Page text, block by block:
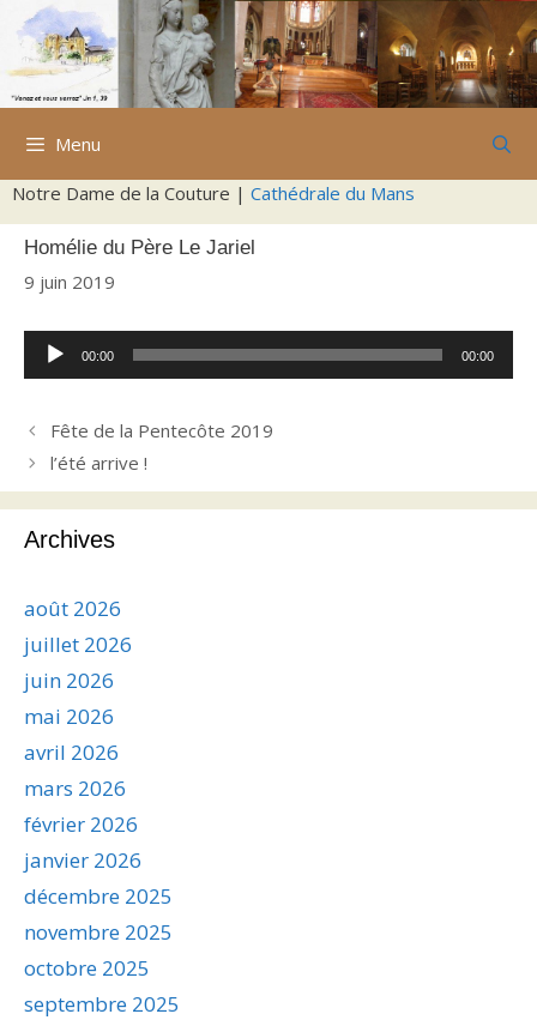
Aller
contenu
Menu
Notre Dame de la Couture | Cathédrale du Mans
Homélie du Père Le Jariel
9 juin 2019
Lecteur
audio
00:00 00:00
Fête de la Pentecôte 2019
l’été arrive !
Archives
août 2026
juillet 2026
juin 2026
mai 2026
avril 2026
mars 2026
février 2026
janvier 2026
décembre 2025
novembre 2025
octobre 2025
septembre 2025